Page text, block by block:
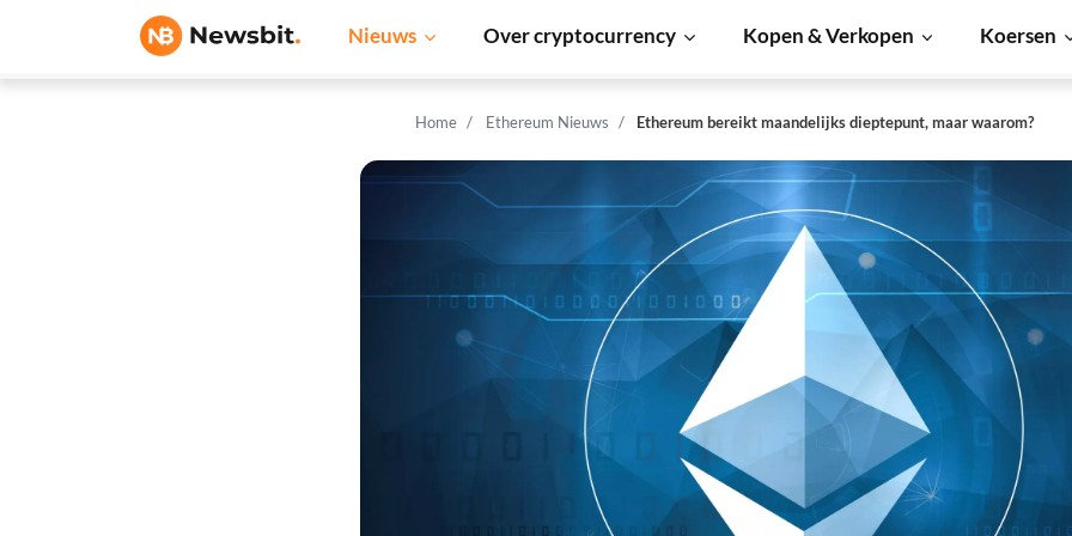
Nieuws Over cryptocurrency Kopen & Verkopen Koersen
Home Ethereum Nieuws Ethereum bereikt maandelijks dieptepunt, maar waarom?